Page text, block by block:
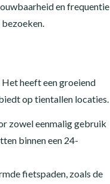
en frequentie
heeft een groeiend
op tientallen locaties.
zowel eenmalig gebruik
binnen een 24-
fietspaden, zoals de